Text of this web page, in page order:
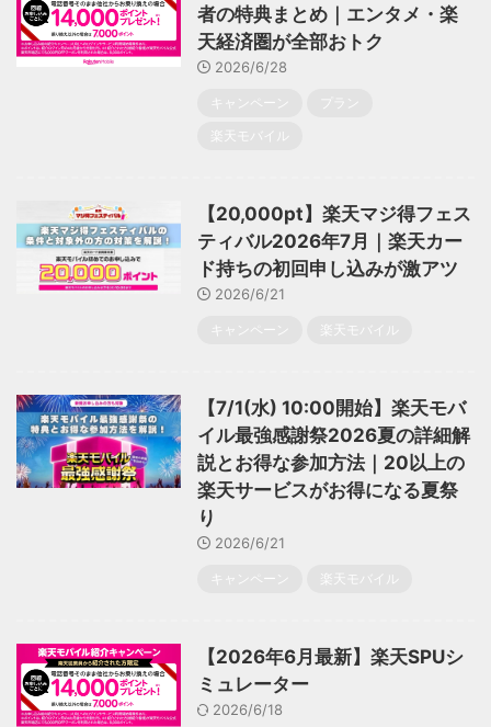
者の特典まとめ｜エンタメ・楽
天経済圏が全部おトク
2026/6/28
キャンペーン
プラン
楽天モバイル
【20,000pt】楽天マジ得フェス
ティバル2026年7月｜楽天カー
ド持ちの初回申し込みが激アツ
2026/6/21
キャンペーン 楽天モバイル
【7/1(水) 10:00開始】楽天モバ
イル最強感謝祭2026夏の詳細解
説とお得な参加方法｜20以上の
楽天サービスがお得になる夏祭
り
2026/6/21
キャンペーン 楽天モバイル
【2026年6月最新】楽天SPUシ
ミュレーター
2026/6/18